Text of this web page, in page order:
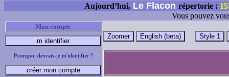
Aujourd’hui, Le Flacon répertorie :
Vous pouvez
Mon compte
Pourquoi devrais-je m'identifier ?